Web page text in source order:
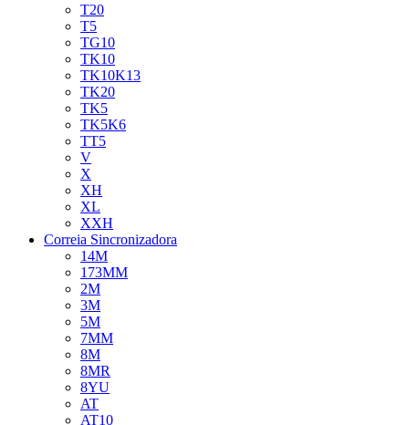
T20
T5
TG10
TK10
TK10K13
TK20
TK5
TK5K6
TT5
V
X
XH
XL
XXH
Correia Sincronizadora
14M
173MM
2M
3M
5M
7MM
8M
8MR
8YU
AT
AT10